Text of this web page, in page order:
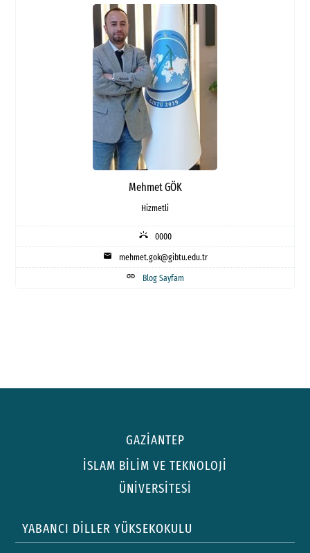
Mehmet GÖK
Hizmetli
ring_volume 0000
mail mehmet.gok@gibtu.edu.tr
link Blog Sayfam
GAZİANTEP
İSLAM BİLİM VE TEKNOLOJİ
ÜNİVERSİTESİ
YABANCI DİLLER YÜKSEKOKULU